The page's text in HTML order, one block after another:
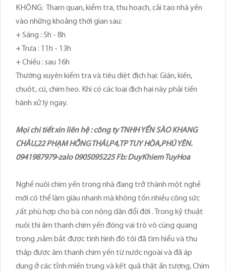
KHÔNG: Tham quan, kiểm tra, thu hoạch, cải tạo nhà yến
vào những khoảng thời gian sau:
+ Sáng : 5h - 8h
+ Trưa : 11h - 13h
+ Chiều : sau 16h
Thường xuyên kiểm tra và tiêu diệt địch hại: Gián, kiến,
chuột, cú, chim heo. Khi có các loại địch hại này phải tiến
hành xử lý ngay.
Mọi chi tiết xin liên hệ : công ty TNHH YẾN SÀO KHANG
CHÂU,22 PHẠM HỒNG THÁI,P4,TP TUY HÒA,PHÚ YÊN.
0941987979-zalo 0905095225 Fb: DuyKhiem TuyHoa
Nghề nuôi chim yến trong nhà đang trở thành một nghề
mới có thể làm giàu nhanh mà không tốn nhiều công sức
,rất phù hợp cho bà con nông dân đổi đời . Trong kỹ thuật
nuôi thì âm thanh chim yến đóng vai trò vô cùng quang
trọng ,nắm bắt được tình hình đó tôi đã tìm hiểu và thu
thập được âm thanh chim yến từ nước ngoài và đã áp
dụng ở các tỉnh miền trung và kết quả thật ấn tượng, Chim